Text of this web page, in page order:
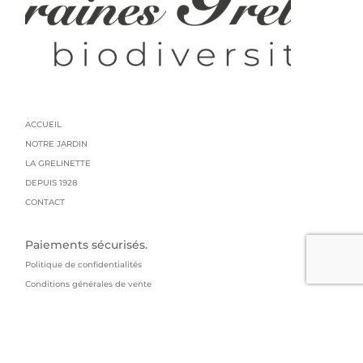
ACCUEIL
NOTRE JARDIN
LA GRELINETTE
DEPUIS 1928
CONTACT
Paiements sécurisés.
Politique de confidentialités
Conditions générales de vente